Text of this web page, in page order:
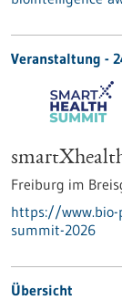
Veranstaltung -
Freiburg im
https://
summit-2026
Übersicht